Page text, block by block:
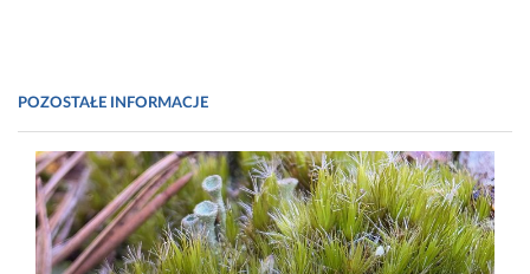
POZOSTAŁE INFORMACJE